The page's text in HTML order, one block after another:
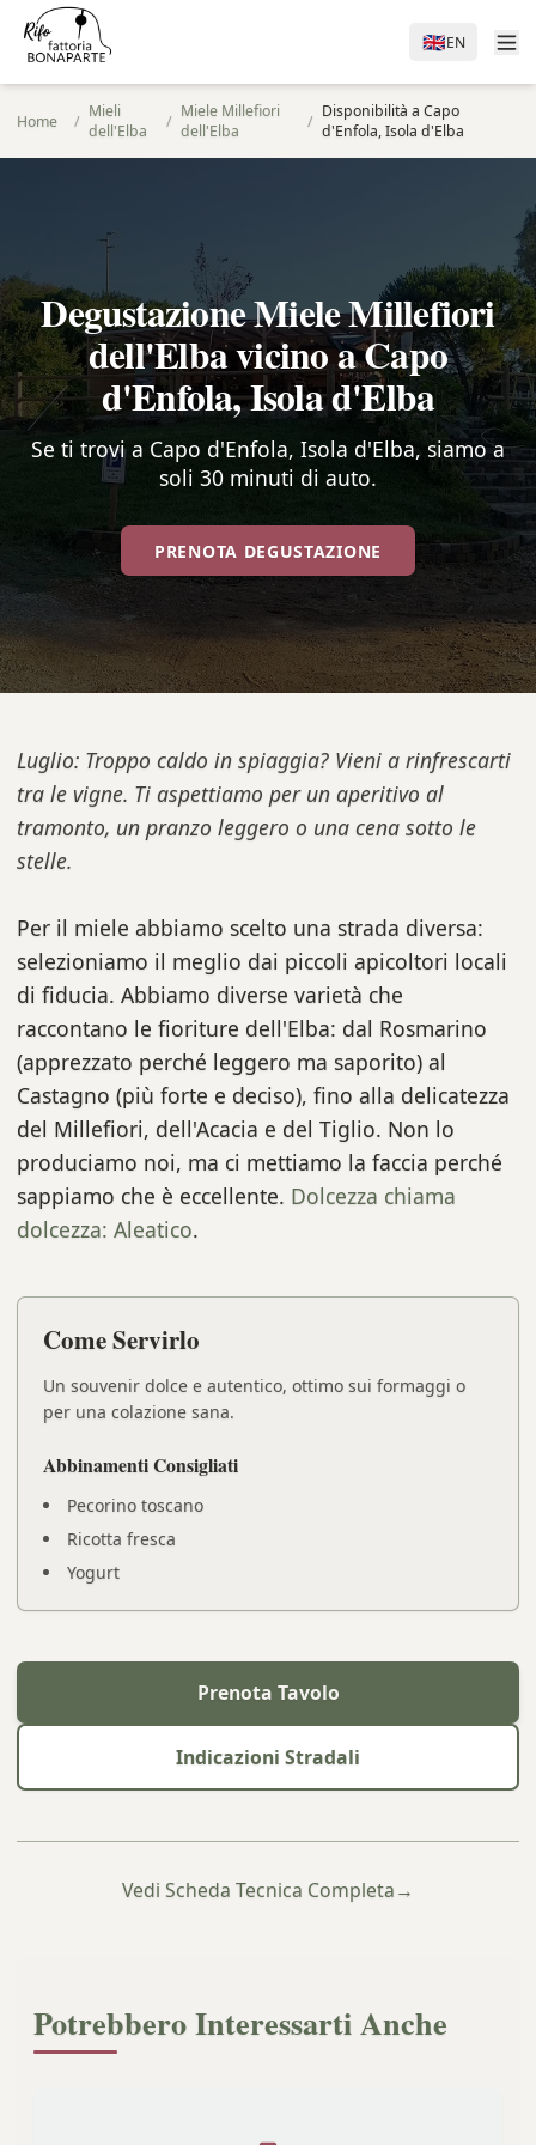
🇬🇧EN
Home / Mieli
dell'Elba
/ Miele Millefiori
dell'Elba
/ Disponibilità a Capo
d'Enfola, Isola d'Elba
Degustazione Miele Millefiori
dell'Elba vicino a Capo
d'Enfola, Isola d'Elba
Se ti trovi a Capo d'Enfola, Isola d'Elba, siamo a
soli 30 minuti di auto.
PRENOTA DEGUSTAZIONE
Luglio: Troppo caldo in spiaggia? Vieni a rinfrescarti
tra le vigne. Ti aspettiamo per un aperitivo al
tramonto, un pranzo leggero o una cena sotto le
stelle.
Per il miele abbiamo scelto una strada diversa:
selezioniamo il meglio dai piccoli apicoltori locali
di fiducia. Abbiamo diverse varietà che
raccontano le fioriture dell'Elba: dal Rosmarino
(apprezzato perché leggero ma saporito) al
Castagno (più forte e deciso), fino alla delicatezza
del Millefiori, dell'Acacia e del Tiglio. Non lo
produciamo noi, ma ci mettiamo la faccia perché
sappiamo che è eccellente. Dolcezza chiama
dolcezza: Aleatico.
Come Servirlo
Un souvenir dolce e autentico, ottimo sui formaggi o
per una colazione sana.
Abbinamenti Consigliati
Pecorino toscano
Ricotta fresca
Yogurt
Prenota Tavolo
Indicazioni Stradali
Vedi Scheda Tecnica Completa→
Potrebbero Interessarti Anche